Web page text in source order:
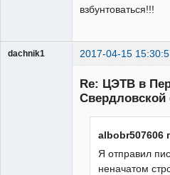
взбунтоваться!!!
dachnik1 2017-04-15
Re: ЦЭТВ в
Свердловской
albobr507606
Я отправил
неначатом